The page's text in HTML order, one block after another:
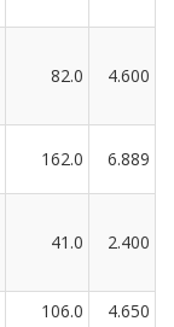
82.0 4.600
162.0 6.889
41.0 2.400
106.0
4.650